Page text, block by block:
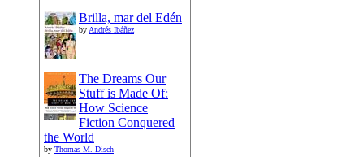
Brilla, mar del Edén
byAndrés Ibáñez
The Dreams Our
Stuff is Made Of:
How Science
Fiction Conquered
the World
by Thomas M. Disch